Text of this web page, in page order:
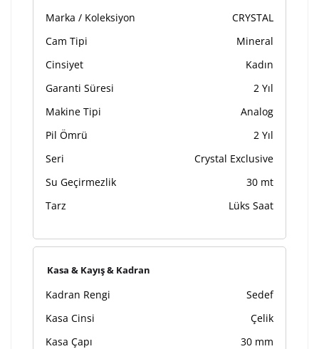
tamamlandıktan sonra siparişiniz kargoya verilecektir.
ürünlerde
Marka / Koleksiyon
CRYSTAL
Cam Tipi
Mineral
Cinsiyet
Kadın
Garanti Süresi
2 Yıl
Makine Tipi
Analog
Pil Ömrü
2 Yıl
Seri
Crystal Exclusive
Su Geçirmezlik
30 mt
Tarz
Lüks Saat
Kasa & Kayış & Kadran
Kadran Rengi
Sedef
Kasa Cinsi
Çelik
Kasa Çapı
30 mm